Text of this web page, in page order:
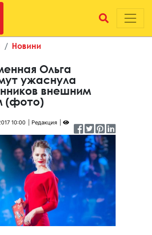
Новини
Ольга
ужаснула
внешним
(фото)
10:00 Редакция